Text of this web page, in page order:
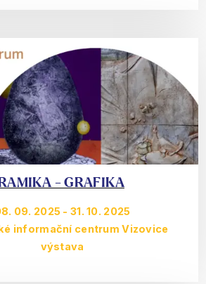
- GRAFIKA
09. 2025 -31. 10. 2025
informační centrum Vizovice
výstava